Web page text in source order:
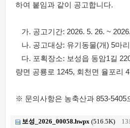
하여 붙임과 같이 공고합니다.
가. 공고기간: 2026. 5. 26. ~
나. 공고대상: 유기동물(개) 5마리
다. 포획장소: 보성읍 동암1길
량면 공룡로 1245, 회천면 율포리
※ 문의사항은 농축산과 853-5405
보성_2026_00058.hwpx (516.5K)